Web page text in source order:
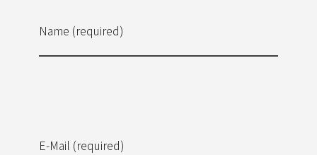
Name (required)
E-Mail (required)